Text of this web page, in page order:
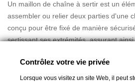
Un maillon de chaîne à sertir est un
assembler ou relier deux parties d'une
conçu pour être fixé de manière
sertissant ses extrémités, assurant
Contrôlez votre vie privée
Lorsque vous visitez un site Web, il peut